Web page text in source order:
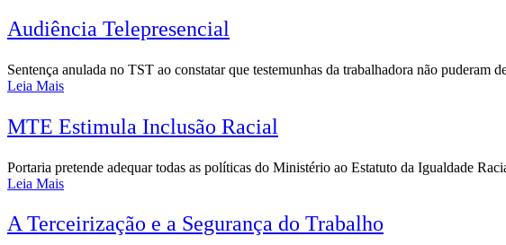
Audiência Telepresencial
Sentença anulada no TST ao constatar que testemunhas da trabalhadora não puderam
Leia Mais
MTE Estimula Inclusão Racial
Portaria pretende adequar todas as políticas do Ministério ao Estatuto da Igualdade
Leia Mais
A Terceirização e a Segurança do Trabalho